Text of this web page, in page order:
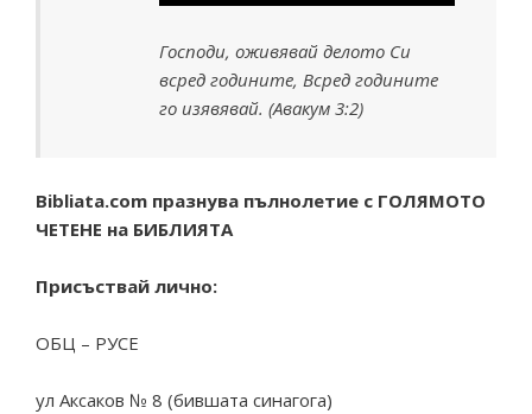
Господи, оживявай делото Си
всред годините, Всред годините
го изявявай. (Авакум 3:2)
Bibliata.com празнува пълнолетие с ГОЛЯМОТО
ЧЕТЕНЕ на БИБЛИЯТА
Присъствай лично:
ОБЦ – РУСЕ
ул Аксаков № 8 (бившата синагога)